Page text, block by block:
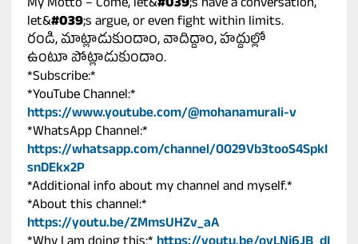
My Motto – Come, let&#039;s have a conversation,
let&#039;s argue, or even fight within limits.
రండి, మాట్లాడుకుందాం, వాదిద్దాం, హద్దుల్లో
ఉంటూ పోట్లాడుకుందాం.
*Subscribe:*
*YouTube Channel:*
https://www.youtube.com/@mohanamurali-v
*WhatsApp Channel:*
https://whatsapp.com/channel/0029Vb3tooS4SpkI
snDEkx2P
*Additional info about my channel and myself.*
*About this channel:*
https://youtu.be/ZMmsUHZv_aA